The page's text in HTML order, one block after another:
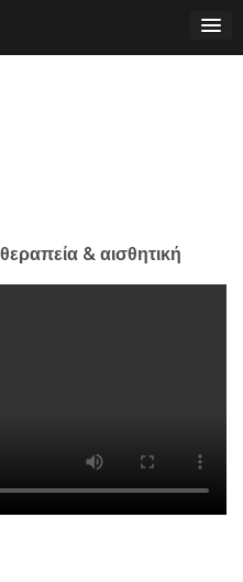
& αισθητική